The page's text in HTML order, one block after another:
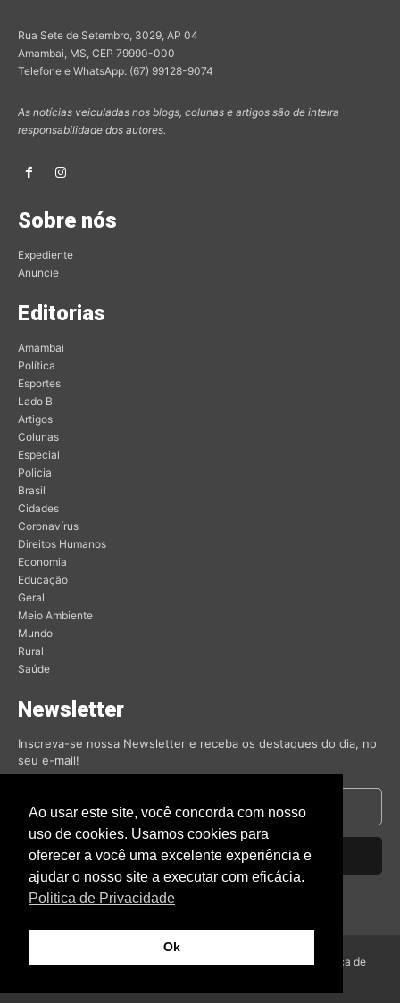
Rua Sete de Setembro, 3029, AP 04
Amambai, MS, CEP 79990-000
Telefone e WhatsApp: (67) 99128-9074
As notícias veiculadas nos blogs, colunas e artigos são de inteira
responsabilidade dos autores.
Sobre nós
Expediente
Anuncie
Editorias
Amambai
Política
Esportes
Lado B
Artigos
Colunas
Especial
Policia
Brasil
Cidades
Coronavírus
Direitos Humanos
Economia
Educação
Geral
Meio Ambiente
Mundo
Rural
Saúde
Newsletter
Inscreva-se nossa Newsletter e receba os destaques do dia, no
seu e-mail!
Inscrever-se
Nós respeitamos sua privacidade.
© Amambai Notícias 2009 - Todos os direitos reservados -Politica de
Ao usar este site, você concorda com nosso
uso de cookies. Usamos cookies para
oferecer a você uma excelente experiência e
ajudar o nosso site a executar com eficácia.
Politica de Privacidade
Ok